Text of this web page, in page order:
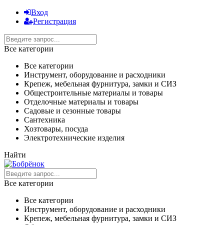
Вход
Регистрация
Все категории
Все категории
Инструмент, оборудование и расходники
Крепеж, мебельная фурнитура, замки и СИЗ
Общестроительные материалы и товары
Отделочные материалы и товары
Садовые и сезонные товары
Сантехника
Хозтовары, посуда
Электротехнические изделия
Найти
Все категории
Все категории
Инструмент, оборудование и расходники
Крепеж, мебельная фурнитура, замки и СИЗ